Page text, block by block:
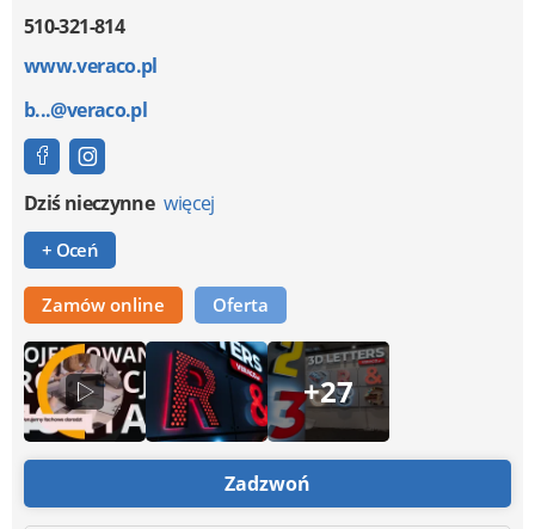
510-321-814
www.veraco.pl
b...@veraco.pl
Dziś nieczynne więcej
+ Oceń
Zamów online Oferta
+27
Zadzwoń